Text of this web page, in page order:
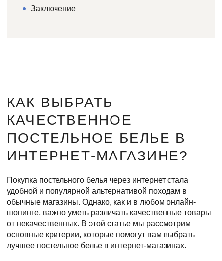
Заключение
КАК ВЫБРАТЬ
КАЧЕСТВЕННОЕ
ПОСТЕЛЬНОЕ БЕЛЬЕ В
ИНТЕРНЕТ-МАГАЗИНЕ?
Покупка постельного белья через интернет стала
удобной и популярной альтернативой походам в
обычные магазины. Однако, как и в любом онлайн-
шопинге, важно уметь различать качественные товары
от некачественных. В этой статье мы рассмотрим
основные критерии, которые помогут вам выбрать
лучшее постельное белье в интернет-магазинах.